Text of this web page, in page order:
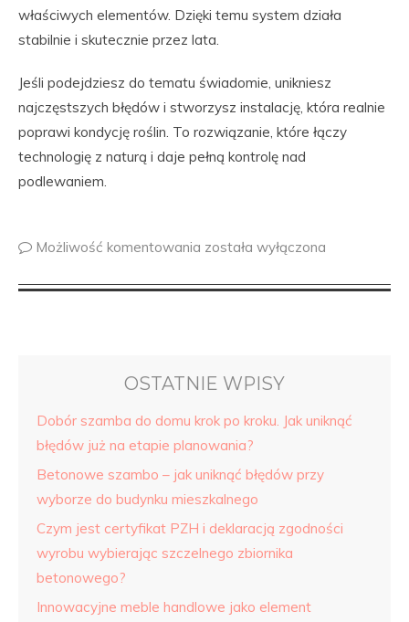
właściwych elementów. Dzięki temu system działa
stabilnie i skutecznie przez lata.
Jeśli podejdziesz do tematu świadomie, unikniesz
najczęstszych błędów i stworzysz instalację, która realnie
poprawi kondycję roślin. To rozwiązanie, które łączy
technologię z naturą i daje pełną kontrolę nad
podlewaniem.
Możliwość komentowania została wyłączona
OSTATNIE WPISY
Dobór szamba do domu krok po kroku. Jak uniknąć
błędów już na etapie planowania?
Betonowe szambo – jak uniknąć błędów przy
wyborze do budynku mieszkalnego
Czym jest certyfikat PZH i deklaracją zgodności
wyrobu wybierając szczelnego zbiornika
betonowego?
Innowacyjne meble handlowe jako element